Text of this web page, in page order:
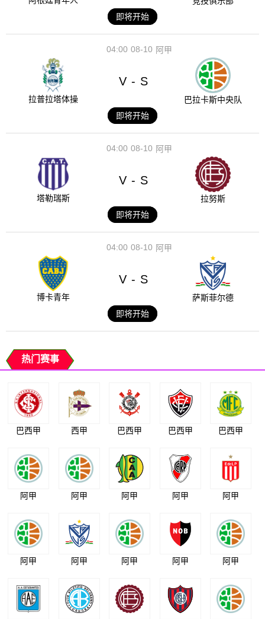
即将开始
08-10
04:00 阿甲
拉普拉塔体操
V - S
巴拉卡斯中央队
即将开始
08-10
04:00 阿甲
塔勒瑞斯
V - S
拉努斯
即将开始
08-10
04:00 阿甲
博卡青年
V - S
萨斯菲尔德
即将开始
热门赛事
巴西甲 西甲 巴西甲 巴西甲 巴西甲
阿甲 阿甲 阿甲 阿甲 阿甲
阿甲 阿甲 阿甲 阿甲 阿甲